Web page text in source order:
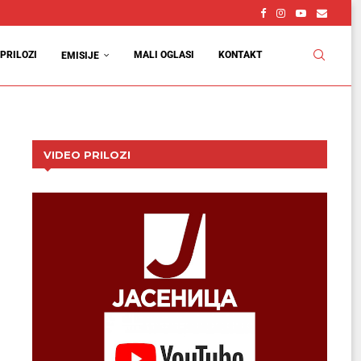
PRILOZI EMISIJE MALI OGLASI KONTAKT
VIDEO PRILOZI